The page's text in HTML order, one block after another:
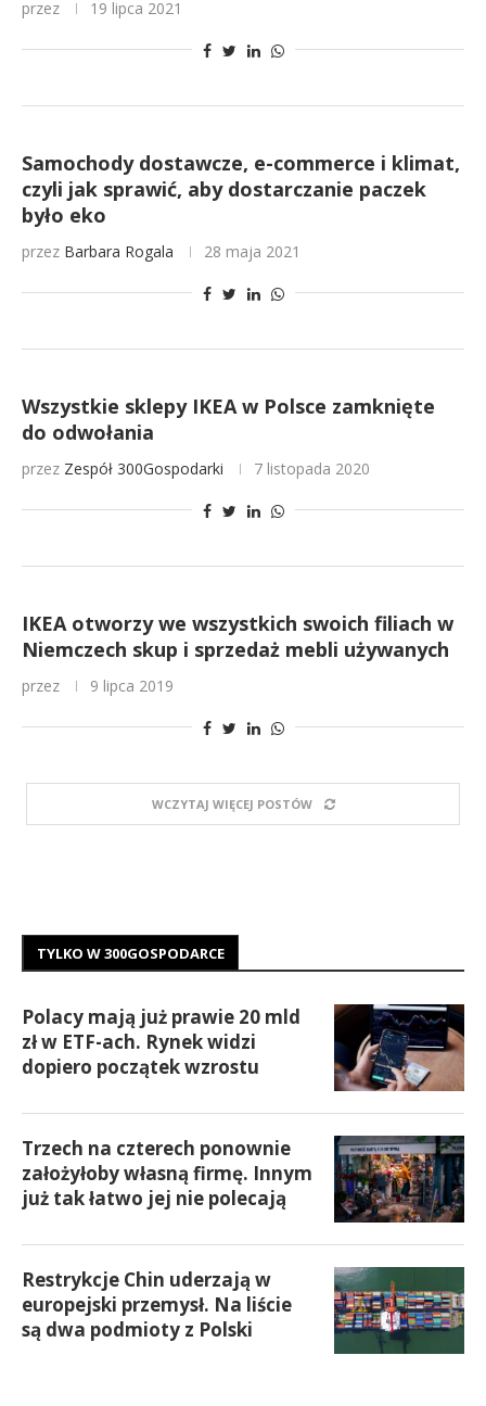
przez 19 lipca 2021
Samochody dostawcze, e-commerce i klimat,
czyli jak sprawić, aby dostarczanie paczek
było eko
przez Barbara Rogala 28 maja 2021
Wszystkie sklepy IKEA w Polsce zamknięte
do odwołania
przez Zespół 300Gospodarki 7 listopada 2020
IKEA otworzy we wszystkich swoich filiach w
Niemczech skup i sprzedaż mebli używanych
przez 9 lipca 2019
WCZYTAJ WIĘCEJ POSTÓW
TYLKO W 300GOSPODARCE
Polacy mają już prawie 20 mld
zł w ETF-ach. Rynek widzi
dopiero początek wzrostu
Trzech na czterech ponownie
założyłoby własną firmę. Innym
już tak łatwo jej nie polecają
Restrykcje Chin uderzają w
europejski przemysł. Na liście
są dwa podmioty z Polski